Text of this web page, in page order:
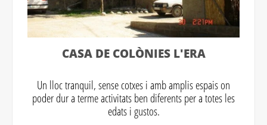
CASA DE COLÒNIES L'ERA
Un lloc tranquil, sense cotxes i amb amplis espais on
poder dur a terme activitats ben diferents per a totes les
edats i gustos.